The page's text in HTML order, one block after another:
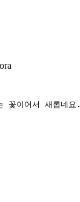
꽃이어서 새롭네요.